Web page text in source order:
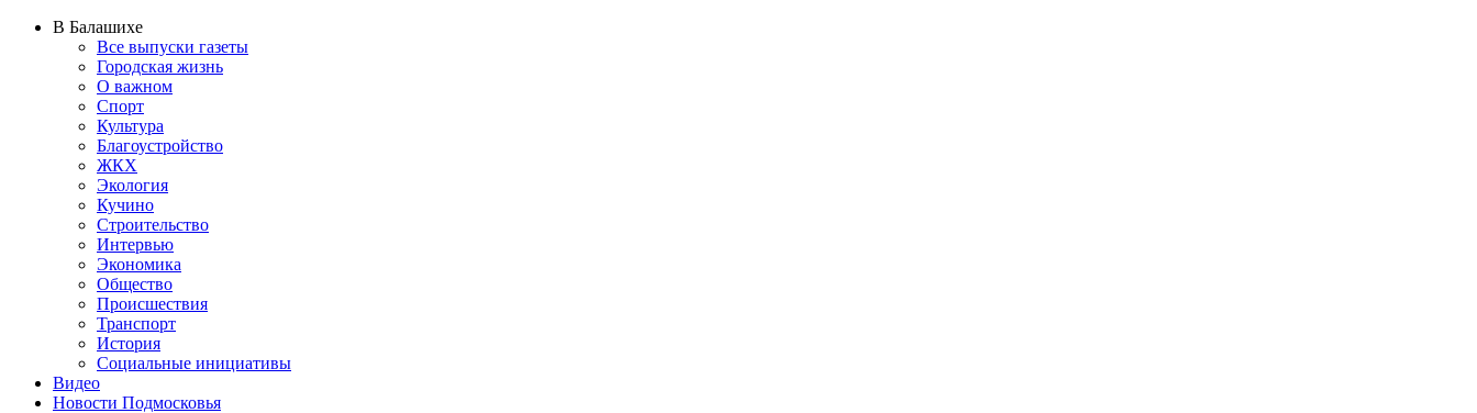
В Балашихе
Все выпуски газеты
Городская жизнь
О важном
Спорт
Культура
Благоустройство
ЖКХ
Экология
Кучино
Строительство
Интервью
Экономика
Общество
Происшествия
Транспорт
История
Социальные инициативы
Видео
Новости Подмосковья